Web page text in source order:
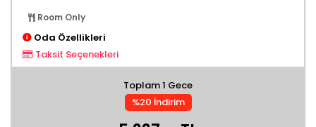
Room Only
Oda Özellikleri
Taksit Seçenekleri
Toplam 1 Gece
%20 İndirim